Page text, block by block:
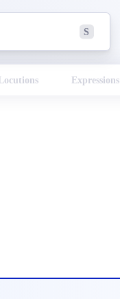
S
Expressions